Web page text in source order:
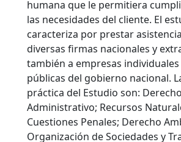
humana que le permitiera
las necesidades del cliente. El
caracteriza por prestar
diversas firmas nacionales y
también a empresas
públicas del gobierno nacional.
práctica del Estudio son: Derecho
Administrativo; Recursos
Cuestiones Penales; Derecho
Organización de Sociedades y